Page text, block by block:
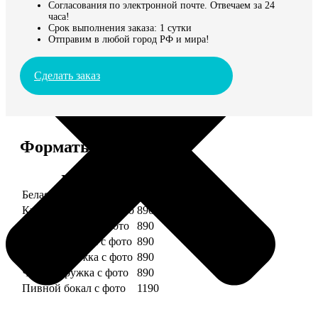
Согласования по электронной почте. Отвечаем за 24
часа!
Срок выполнения заказа: 1 сутки
Отправим в любой город РФ и мира!
Сделать заказ
Форматы и цены
Услуга
Белая кружка с фото
Красная кружка с фото 890
Желтая кружка с фото
890
Зеленая кружка с фото 890
Голубая кружка с фото 890
Черная кружка с фото
890
Пивной бокал с фото
1190